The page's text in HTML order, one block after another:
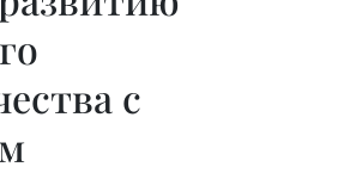
с